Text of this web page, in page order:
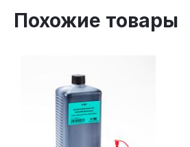
Похожие товары